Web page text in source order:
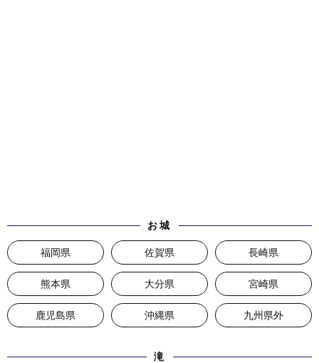
お城
福岡県 佐賀県 長崎県
熊本県 大分県 宮崎県
鹿児島県 沖縄県 九州県外
滝